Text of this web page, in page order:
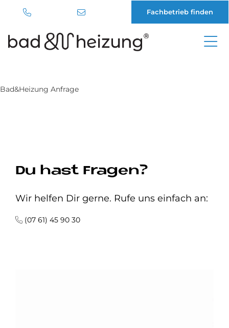
Fachbetrieb finden
Bad&Heizung Anfrage
Du hast Fragen?
Wir helfen Dir gerne. Rufe uns einfach an:
(07 61) 45 90 30